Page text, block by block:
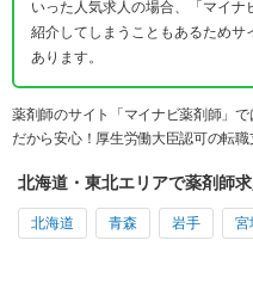
いった人気求人の場合、「マイ
紹介してしまうこともあるためサ
あります。
薬剤師のサイト「マイナビ薬剤師」
だから安心！厚生労働大臣認可の転職
北海道・東北エリアで薬剤師
北海道 青森 岩手 宮